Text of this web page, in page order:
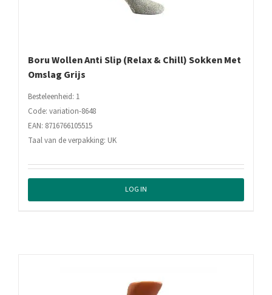
Boru Wollen Anti Slip (Relax & Chill) Sokken Met
Omslag Grijs
Besteleenheid: 1
Code: variation-8648
EAN: 8716766105515
Taal van de verpakking: UK
LOG IN